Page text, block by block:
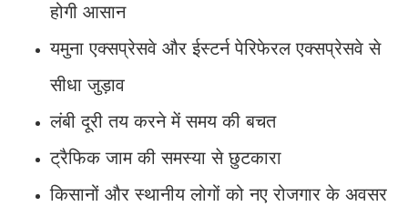
होगी आसान
यमुना एक्सप्रेसवे और ईस्टर्न पेरिफेरल एक्सप्रेसवे से
सीधा जुड़ाव
लंबी दूरी तय करने में समय की बचत
ट्रैफिक जाम की समस्या से छुटकारा
किसानों और स्थानीय लोगों को नए रोजगार के अवसर